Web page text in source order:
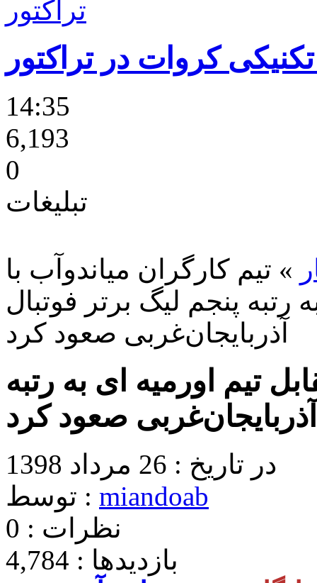
کروات در تراکتور
14:35
6,193
0
تبلیغات
» تیم کارگران میاندوآب با
رتبه پنجم لیگ برتر فوتبال
آذربایجان‌غربی صعود کرد
تیم اورمیه ای به رتبه
صعود کرد
در تاریخ : 26 مرداد 1398
توسط : miandoab
نظرات : 0
بازدیدها : 4,784